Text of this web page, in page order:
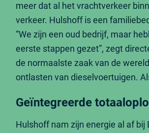
meer dat al het vrachtverkeer
verkeer. Hulshoff is een
“We zijn een oud bedrijf, maar
eerste stappen gezet”, zegt
de normaalste zaak van de
ontlasten van dieselvoertuigen.
Geïntegreerde
Hulshoff nam zijn energie al af bij